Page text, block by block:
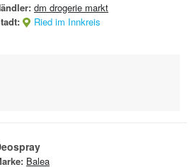
dm drogerie markt
Ried im Innkreis
Balea